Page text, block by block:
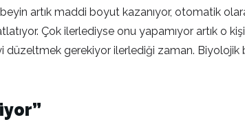
artık maddi boyut kazanıyor, otomatik
Çok ilerlediyse onu yapamıyor artık o
gerekiyor ilerlediği zaman. Biyolojik